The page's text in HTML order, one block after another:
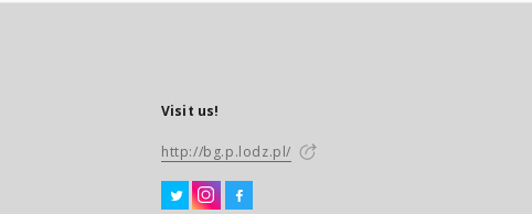
Visit us!
http://bg.p.lodz.pl/